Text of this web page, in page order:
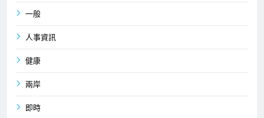
一般
人事資訊
健康
兩岸
即時